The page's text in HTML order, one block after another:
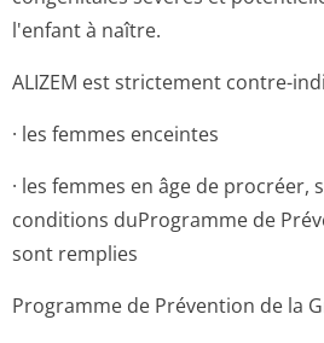
l'enfant à naître.
ALIZEM est strictement contre-
· les femmes enceintes
· les femmes en âge de procréer,
conditions duProgramme de
sont remplies
Programme de Prévention de la